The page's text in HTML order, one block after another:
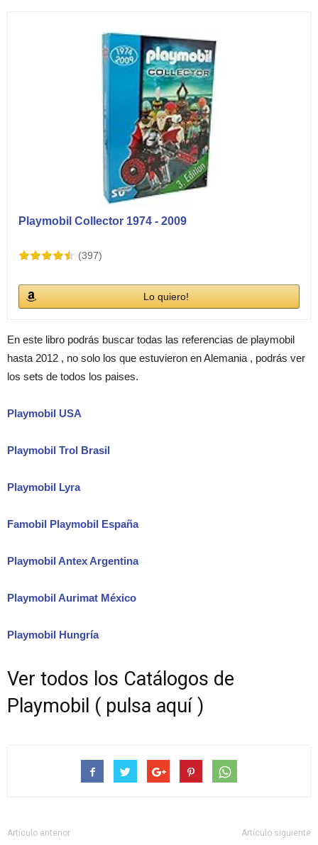
Playmobil Collector 1974 - 2009
(397)
Lo quiero!
En este libro podrás buscar todas las referencias de playmobil
hasta 2012 , no solo los que estuvieron en Alemania , podrás ver
los sets de todos los paises.
Playmobil USA
Playmobil Trol Brasil
Playmobil Lyra
Famobil Playmobil España
Playmobil Antex Argentina
Playmobil Aurimat México
Playmobil Hungría
Ver todos los Catálogos de
Playmobil ( pulsa aquí )
Artículo anterior Artículo siguiente